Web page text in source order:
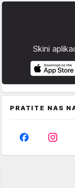
Skini
PRATITE NAS